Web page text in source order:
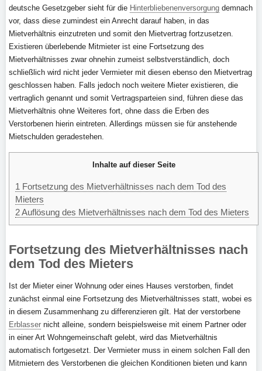
deutsche Gesetzgeber sieht für die Hinterbliebenenversorgung demnach
vor, dass diese zumindest ein Anrecht darauf haben, in das
Mietverhältnis einzutreten und somit den Mietvertrag fortzusetzen.
Existieren überlebende Mitmieter ist eine Fortsetzung des
Mietverhältnisses zwar ohnehin zumeist selbstverständlich, doch
schließlich wird nicht jeder Vermieter mit diesen ebenso den Mietvertrag
geschlossen haben. Falls jedoch noch weitere Mieter existieren, die
vertraglich genannt und somit Vertragsparteien sind, führen diese das
Mietverhältnis ohne Weiteres fort, ohne dass die Erben des
Verstorbenen hierin eintreten. Allerdings müssen sie für anstehende
Mietschulden geradestehen.
Inhalte auf dieser Seite
1 Fortsetzung des Mietverhältnisses nach dem Tod des
Mieters
2Auflösung des Mietverhältnisses nach dem Tod des Mieters
Fortsetzung des Mietverhältnisses nach
dem Tod des Mieters
Ist der Mieter einer Wohnung oder eines Hauses verstorben, findet
zunächst einmal eine Fortsetzung des Mietverhältnisses statt, wobei es
in diesem Zusammenhang zu differenzieren gilt. Hat der verstorbene
Erblasser nicht alleine, sondern beispielsweise mit einem Partner oder
in einer Art Wohngemeinschaft gelebt, wird das Mietverhältnis
automatisch fortgesetzt. Der Vermieter muss in einem solchen Fall den
Mitmietern des Verstorbenen die gleichen Konditionen bieten und kann